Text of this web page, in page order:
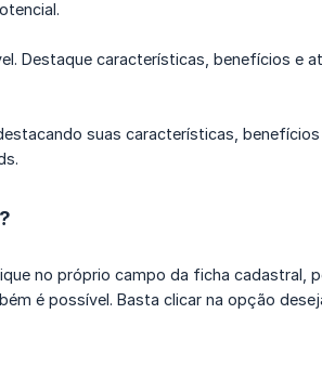
Destaque características, benefícios e
suas características, benefícios
no próprio campo da ficha cadastral,
é possível. Basta clicar na opção